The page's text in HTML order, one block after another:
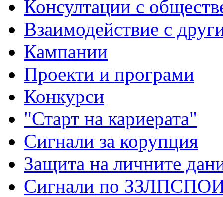
Консултации с
Взаимодействие с
Кампании
Проекти и програми
Конкурси
"Старт на кариерата"
Сигнали за корупция
Защита на личните
Сигнали по